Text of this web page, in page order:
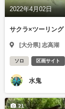
2022年4月02日
サクラ×ツーリング
[大分県] 志高湖
ソロ 区画サイト
水鬼
21